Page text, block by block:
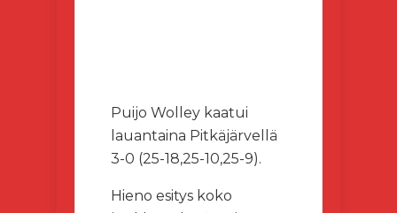
Puijo Wolley kaatui
lauantaina Pitkäjärvellä
3-0 (25-18,25-10,25-9).
Hieno esitys koko